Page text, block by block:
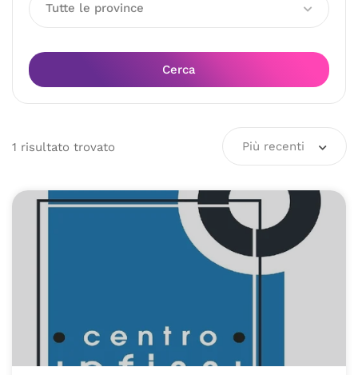
Tutte le province
Cerca
1 risultato trovato Più recenti